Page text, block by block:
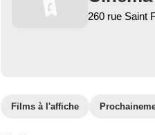
260 rue Saint
Films à l'affiche